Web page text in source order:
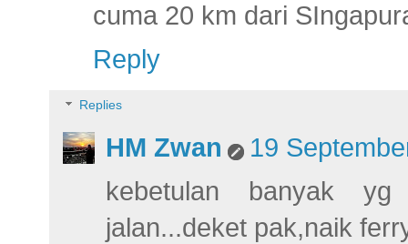
cuma 20 km dari
Reply
Replies
HM Zwan
19
kebetulan banyak yg
jalan...deket pak,naik